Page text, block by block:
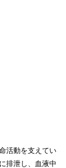
活動を支えてい
排泄し、血液中